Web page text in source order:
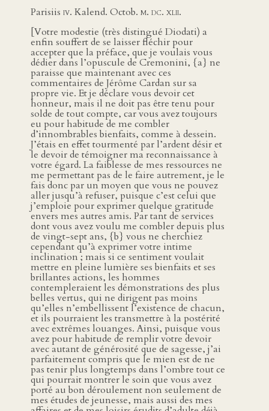
Parisiis iv. Kalend. Octob. m. dc. xlii.
[Votre modestie (très distingué Diodati) a
enfin souffert de se laisser fléchir pour
accepter que la préface, que je voulais vous
dédier dans l’opuscule de Cremonini, {a} ne
paraisse que maintenant avec ces
commentaires de Jérôme Cardan sur sa
propre vie. Et je déclare vous devoir cet
honneur, mais il ne doit pas être tenu pour
solde de tout compte, car vous avez toujours
eu pour habitude de me combler
d’innombrables bienfaits, comme à dessein.
J’étais en effet tourmenté par l’ardent désir et
le devoir de témoigner ma reconnaissance à
votre égard. La faiblesse de mes ressources ne
me permettant pas de le faire autrement, je le
fais donc par un moyen que vous ne pouvez
aller jusqu’à refuser, puisque c’est celui que
j’emploie pour exprimer quelque gratitude
envers mes autres amis. Par tant de services
dont vous avez voulu me combler depuis plus
de vingt-sept ans, {b} vous ne cherchiez
cependant qu’à exprimer votre intime
inclination ; mais si ce sentiment voulait
mettre en pleine lumière ses bienfaits et ses
brillantes actions, les hommes
contempleraient les démonstrations des plus
belles vertus, qui ne dirigent pas moins
qu’elles n’embellissent l’existence de chacun,
et ils pourraient les transmettre à la postérité
avec extrêmes louanges. Ainsi, puisque vous
avez pour habitude de remplir votre devoir
avec autant de générosité que de sagesse, j’ai
parfaitement compris que le mien est de ne
pas tenir plus longtemps dans l’ombre tout ce
qui pourrait montrer le soin que vous avez
porté au bon déroulement non seulement de
mes études de jeunesse, mais aussi des mes